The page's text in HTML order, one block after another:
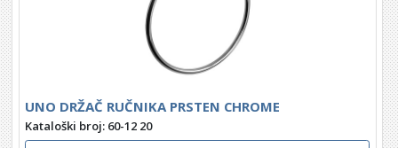
UNO DRŽAČ RUČNIKA PRSTEN CHROME
Kataloški broj: 60-12 20